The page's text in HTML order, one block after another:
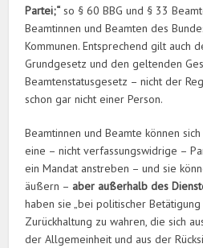
Partei;“ so § 60 BBG und § 33
Beamtinnen und Beamten des
Kommunen. Entsprechend gilt auch
Grundgesetz und den geltenden
Beamtenstatusgesetz – nicht der
schon gar nicht einer Person.
Beamtinnen und Beamte können
eine – nicht verfassungswidrige –
ein Mandat anstreben – und sie
äußern –aber außerhalb des
haben sie „bei politischer
Zurückhaltung zu wahren, die sich
der Allgemeinheit und aus der